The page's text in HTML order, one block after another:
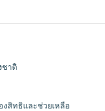
ชาติ
สิทธิและช่วยเหลือ